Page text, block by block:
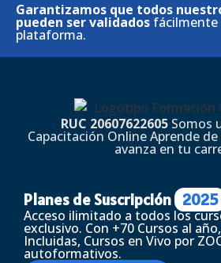
Garantizamos que todos
pueden ser validados fácilmente
plataforma.
RUC 20607622605 Somos
Capacitación Online Aprende
avanza en tu
Planes de Suscripción 2025
Acceso ilimitado a todos los
exclusivo. Con +70 Cursos al
Incluidas, Cursos en Vivo por
autoformativos.